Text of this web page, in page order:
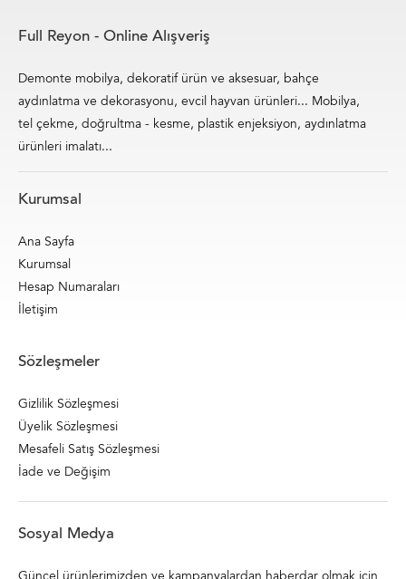
Full Reyon - Online Alışveriş
Demonte mobilya, dekoratif ürün ve aksesuar, bahçe
aydınlatma ve dekorasyonu, evcil hayvan ürünleri... Mobilya,
tel çekme, doğrultma - kesme, plastik enjeksiyon, aydınlatma
ürünleri imalatı...
Kurumsal
Ana Sayfa
Kurumsal
Hesap Numaraları
İletişim
Sözleşmeler
Gizlilik Sözleşmesi
Üyelik Sözleşmesi
Mesafeli Satış Sözleşmesi
İade ve Değişim
Sosyal Medya
Güncel ürünlerimizden ve kampanyalardan haberdar olmak için